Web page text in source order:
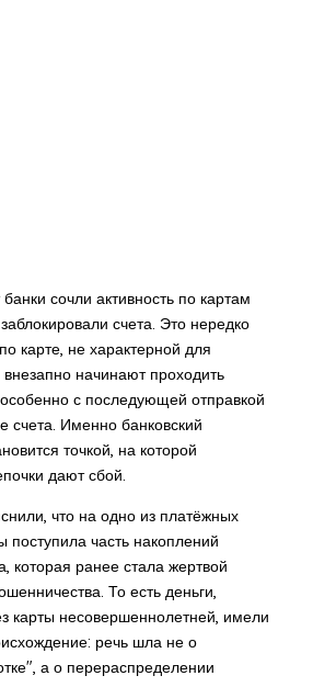
сочли активность по картам
счета. Это нередко
карте, не характерной для
начинают проходить
с последующей отправкой
счета. Именно банковский
точкой, на которой
дают сбой.
что на одно из платёжных
поступила часть накоплений
которая ранее стала жертвой
То есть деньги,
карты несовершеннолетней, имели
речь шла не о
а о перераспределении